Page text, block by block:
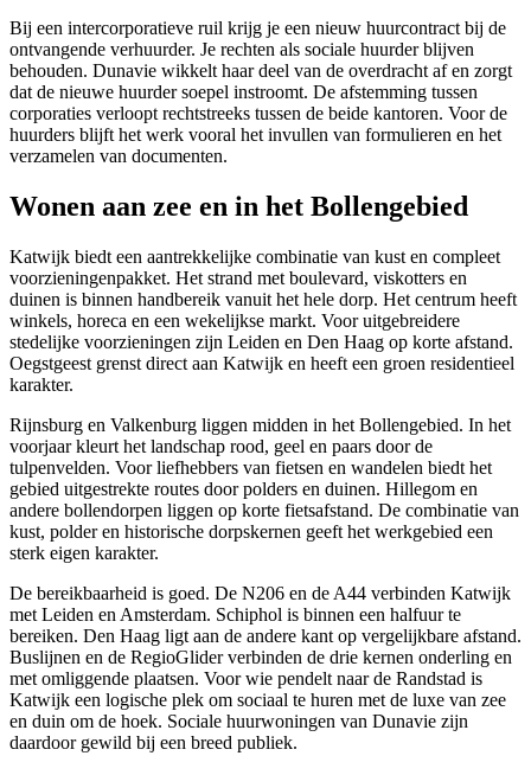
Bij een intercorporatieve ruil krijg je een nieuw huurcontract bij de
ontvangende verhuurder. Je rechten als sociale huurder blijven
behouden. Dunavie wikkelt haar deel van de overdracht af en zorgt
dat de nieuwe huurder soepel instroomt. De afstemming tussen
corporaties verloopt rechtstreeks tussen de beide kantoren. Voor de
huurders blijft het werk vooral het invullen van formulieren en het
verzamelen van documenten.
Wonen aan zee en in het Bollengebied
Katwijk biedt een aantrekkelijke combinatie van kust en compleet
voorzieningenpakket. Het strand met boulevard, viskotters en
duinen is binnen handbereik vanuit het hele dorp. Het centrum heeft
winkels, horeca en een wekelijkse markt. Voor uitgebreidere
stedelijke voorzieningen zijn Leiden en Den Haag op korte afstand.
Oegstgeest grenst direct aan Katwijk en heeft een groen residentieel
karakter.
Rijnsburg en Valkenburg liggen midden in het Bollengebied. In het
voorjaar kleurt het landschap rood, geel en paars door de
tulpenvelden. Voor liefhebbers van fietsen en wandelen biedt het
gebied uitgestrekte routes door polders en duinen. Hillegom en
andere bollendorpen liggen op korte fietsafstand. De combinatie van
kust, polder en historische dorpskernen geeft het werkgebied een
sterk eigen karakter.
De bereikbaarheid is goed. De N206 en de A44 verbinden Katwijk
met Leiden en Amsterdam. Schiphol is binnen een halfuur te
bereiken. Den Haag ligt aan de andere kant op vergelijkbare afstand.
Buslijnen en de RegioGlider verbinden de drie kernen onderling en
met omliggende plaatsen. Voor wie pendelt naar de Randstad is
Katwijk een logische plek om sociaal te huren met de luxe van zee
en duin om de hoek. Sociale huurwoningen van Dunavie zijn
daardoor gewild bij een breed publiek.